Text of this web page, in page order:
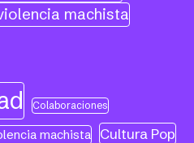
machista
Colaboraciones
machista Cultura Pop